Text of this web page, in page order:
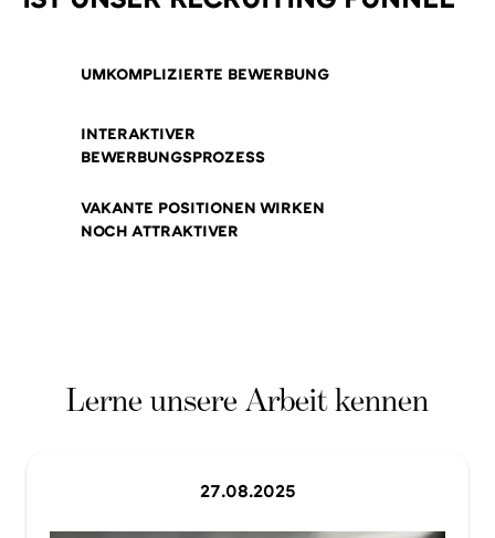
UMKOMPLIZIERTE BEWERBUNG
INTERAKTIVER
BEWERBUNGSPROZESS
VAKANTE POSITIONEN WIRKEN
NOCH ATTRAKTIVER
Lerne unsere Arbeit kennen
27.08.2025